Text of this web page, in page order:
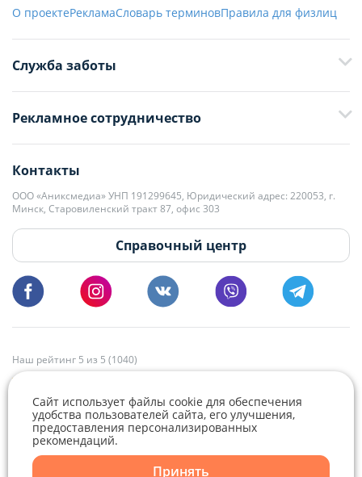
О проектеРекламаСловарь терминовПравила для физлиц
Служба заботы
+375 33 376-13-70
editor@domovita.by
Мы принимаем звонки и отвечаем на письма в будние дни с 9:00 до
18:00.
Рекламное сотрудничество
kb@domovita.by
+375 29 179-11-28 Владислав Гладченко
vg@domovita.by
Пишите и звоните нам в будние дни с 8:00 до 20:00.
Контакты
ООО «Аниксмедиа» УНП 191299645, Юридический адрес: 220053, г.
Минск, Старовиленский тракт 87, офис 303
Справочный центр
Наш рейтинг 5 из 5 (1040)
Сайт использует файлы cookie для обеспечения
удобства пользователей сайта, его улучшения,
предоставления персонализированных
рекомендаций.
Принять